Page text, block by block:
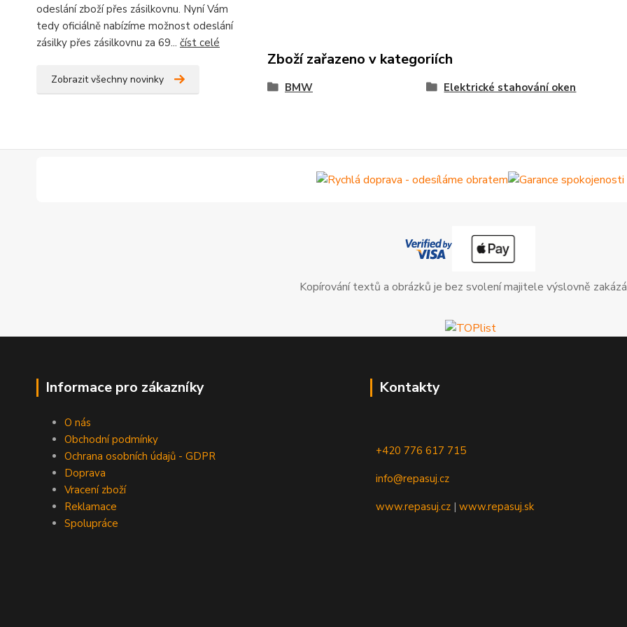
odeslání zboží přes zásilkovnu. Nyní Vám
tedy oficiálně nabízíme možnost odeslání
zásilky přes zásilkovnu za 69... číst celé
Zobrazit všechny novinky
Zboží zařazeno v kategoriích
BMW Elektrické stahování oken
Kopírování textů a obrázků je bez svolení majitele výslovně
Informace pro zákazníky
O nás
Obchodní podmínky
Ochrana osobních údajů - GDPR
Doprava
Vracení zboží
Reklamace
Spolupráce
Kontakty
+420 776 617 715
info@repasuj.cz
www.repasuj.cz |www.repasuj.sk